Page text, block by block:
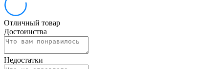
Отличный товар
Достоинства
Недостатки